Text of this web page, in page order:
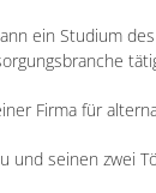
ein Studium des
Firma für
und seinen zwei